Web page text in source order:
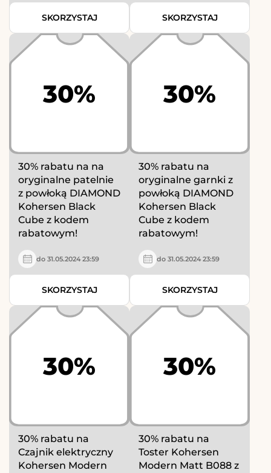
SKORZYSTAJ SKORZYSTAJ
30%
30% rabatu na na
oryginalne patelnie
z powłoką DIAMOND
Kohersen Black
Cube z kodem
rabatowym!
do 31.05.2024 23:59
SKORZYSTAJ
30%
30% rabatu na
oryginalne garnki z
powłoką DIAMOND
Kohersen Black
Cube z kodem
rabatowym!
do 31.05.2024 23:59
SKORZYSTAJ
30%
30% rabatu na
Czajnik elektryczny
Kohersen Modern
30%
30% rabatu na
Toster Kohersen
Modern Matt B088 z